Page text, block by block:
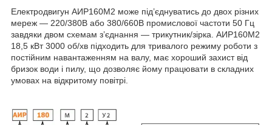
Електродвигун АИР160М2 може під’єднуватись до двох різних
мереж — 220/380В або 380/660В промислової частоти 50 Гц
завдяки двом схемам з’єднання — трикутник/зірка. АИР160М2
18,5 кВт 3000 об/хв підходить для тривалого режиму роботи з
постійним навантаженням на валу, має хороший захист від
бризок води і пилу, що дозволяє йому працювати в складних
умовах на відкритому повітрі.